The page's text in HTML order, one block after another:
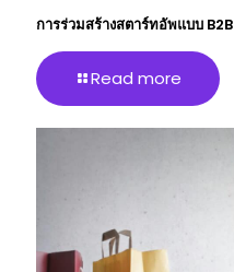
การร่วมสร้างสตาร์ทอัพแบบ B2B
Read more